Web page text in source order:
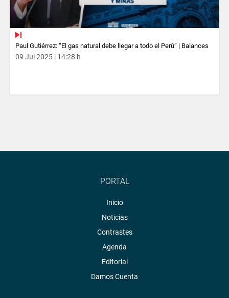
Paul Gutiérrez: “El gas natural debe llegar a todo el Perú” | Balances
09 Jul 2025 | 14:28 h
PORTAL
Inicio
Noticias
Contrastes
Agenda
Editorial
Damos Cuenta